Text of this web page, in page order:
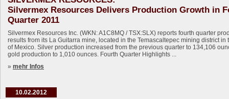
Silvermex Resources Delivers Production Growth in
Quarter 2011
Silvermex Resources Inc. (WKN: A1C8MQ / TSX:SLX) reports fourth quarter
results from its La Guitarra mine, located in the Temascaltepec mining district in
of Mexico. Silver production increased from the previous quarter to 134,106
gold production to 1,010 ounces. Fourth Quarter Highlights ...
» mehr Infos
10.02.2012